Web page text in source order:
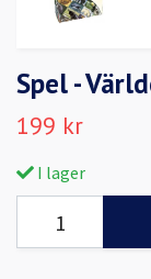
Spel -
199 kr
I lager